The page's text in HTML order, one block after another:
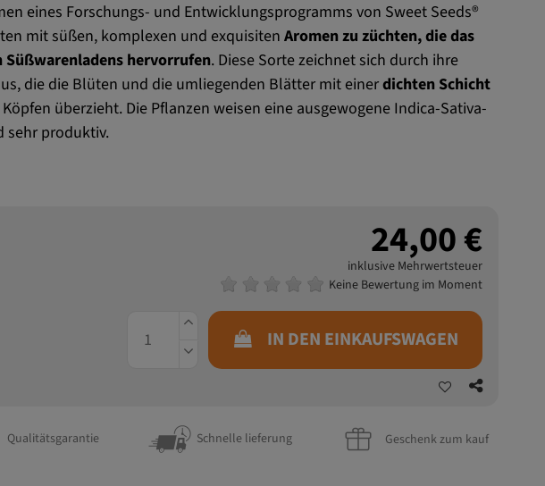
eines Forschungs- und Entwicklungsprogramms von Sweet Seeds®
mit süßen, komplexen und exquisitenAromen zu züchten, die das
Süßwarenladens hervorrufen. Diese Sorte zeichnet sich durch ihre
die die Blüten und die umliegenden Blätter mit einerdichten Schicht
überzieht. Die Pflanzen weisen eine ausgewogene Indica-Sativa-
sehr produktiv.
24,00 €
inklusive Mehrwertsteuer
Keine Bewertung im Moment
IN DEN EINKAUFSWAGEN
Qualitätsgarantie Schnelle lieferung Geschenk zum kauf